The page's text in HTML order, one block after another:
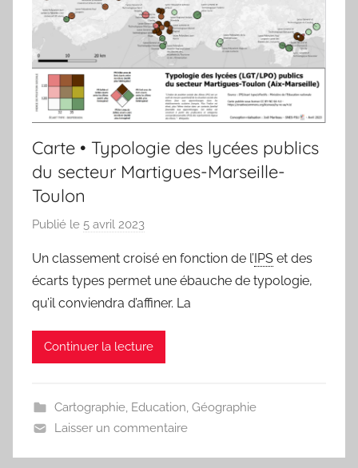
Carte • Typologie des lycées publics
du secteur Martigues-Marseille-
Toulon
Publié le 5 avril 2023
r
j
m
a
r
e
a
Un classement croisé en fonction de l’IPS et des
écarts types permet une ébauche de typologie,
qu’il conviendra d’affiner. La
Continuer la lecture
Cartographie, Education, Géographie
Laisser un commentaire